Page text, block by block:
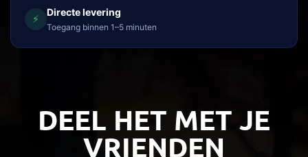
⚡
Directe levering
Toegang binnen 1–5 minuten
DEEL HET MET JE
VRIENDEN